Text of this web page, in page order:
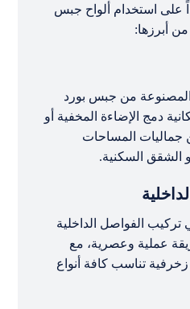
على استخدام ألواح جبس
أبرزها:
المصنوعة من جبس بورد
دمج الإضاءة المخفية أو
جماليات المساحات
الشقق السكنية.
تركيب الفواصل الداخلية
عملية وعصرية، مع
زخرفية تناسب كافة أنواع